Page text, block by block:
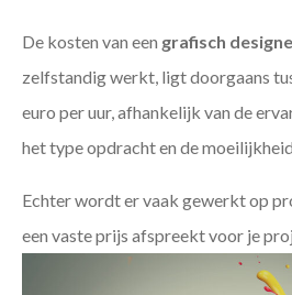
De kosten van een grafisch
zelfstandig werkt, ligt doorgaans
euro per uur, afhankelijk van de
het type opdracht en de
Echter wordt er vaak gewerkt op
een vaste prijs afspreekt voor je